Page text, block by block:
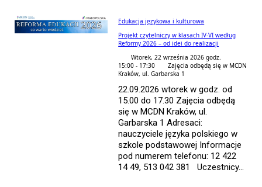
Edukacja językowa i kulturowa
Projekt czytelniczy w klasach IV-VI według
Reformy 2026 – od idei do realizacji
Wtorek, 22 września 2026 godz.
15:00 - 17:30
Zajęcia odbędą się w MCDN
Kraków, ul. Garbarska 1
22.09.2026 wtorek w godz. od
15.00 do 17.30 Zajęcia odbędą
się w MCDN Kraków, ul.
Garbarska 1 Adresaci:
nauczyciele języka polskiego w
szkole podstawowej Informacje
pod numerem telefonu: 12 422
14 49, 513 042 381 Uczestnicy...